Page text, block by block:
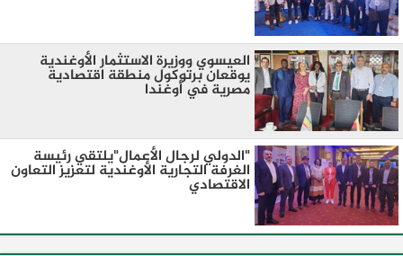
العيسوي ووزيرة الاستثمار الأوغندية
يوقعان برتوكول منطقة اقتصادية
مصرية في أوغندا
"الدولي لرجال الأعمال"يلتقي رئيسة
الغرفة التجارية الأوغندية لتعزيز التعاون
الاقتصادي